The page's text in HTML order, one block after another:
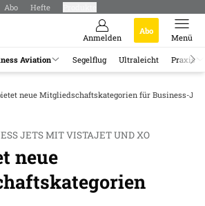
Abo Hefte
Anmelden
Abo
Menü
Aviation Segelflug Ultraleicht Praxis
neue Mitgliedschaftskategorien für Business-
JETS MIT VISTAJET UND XO
neue